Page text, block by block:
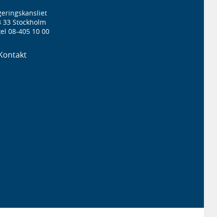
33 Stockholm
08-405 10 00